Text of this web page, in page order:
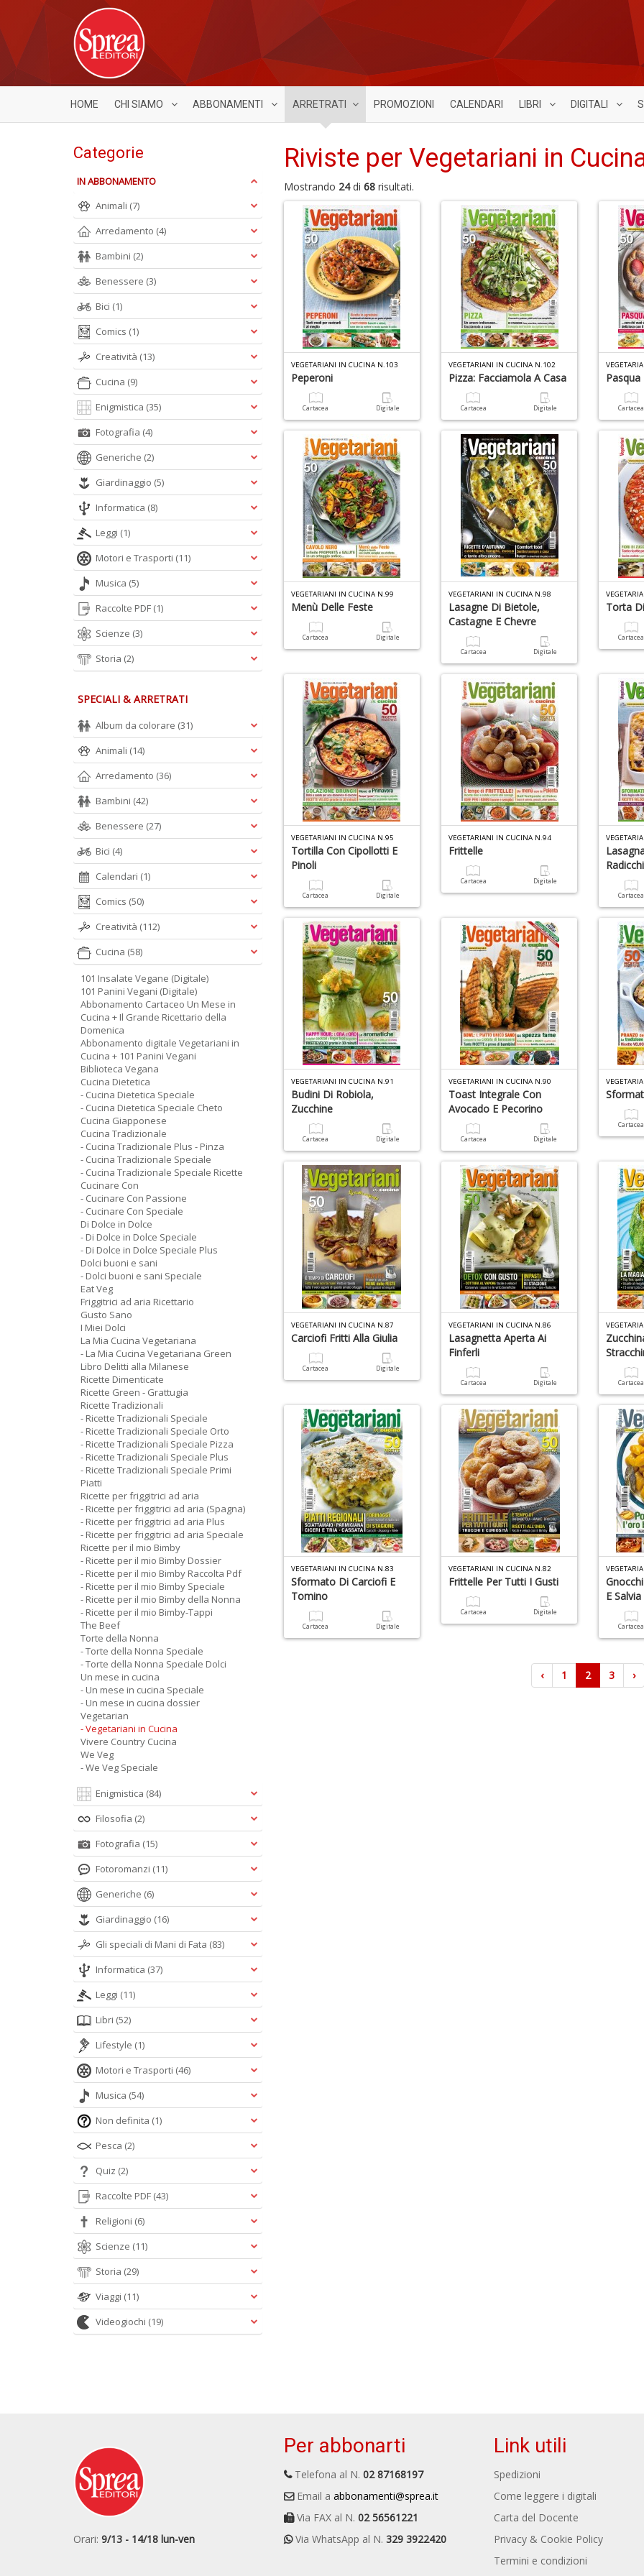
HOME CHI SIAMO ABBONAMENTI ARRETRATI PROMOZIONI CALENDARI LIBRI DIGITALI
Riviste per Vegetariani in
Mostrando 24di 68risultati.
VEGETARIANI IN CUCINA N.103
Peperoni
Cartacea Digitale
VEGETARIANI IN CUCINA N.102
Pizza: Facciamola A Casa
Cartacea Digitale
Pasqua
Cartacea
VEGETARIANI IN CUCINA N.99
Menù Delle Feste
Cartacea Digitale
VEGETARIANI IN CUCINA N.98
Lasagne Di Bietole,
Castagne E Chevre
Cartacea Digitale
Torta
Cartacea
VEGETARIANI IN CUCINA N.95
Tortilla Con Cipollotti E
Pinoli
Cartacea Digitale
VEGETARIANI IN CUCINA N.94
Frittelle
Cartacea Digitale
Cartacea
VEGETARIANI IN CUCINA N.91
Budini Di Robiola,
Zucchine
Cartacea Digitale
VEGETARIANI IN CUCINA N.90
Toast Integrale Con
Avocado E Pecorino
Cartacea Digitale
Cartacea
VEGETARIANI IN CUCINA N.87
Carciofi Fritti Alla Giulia
Cartacea Digitale
VEGETARIANI IN CUCINA N.86
Lasagnetta Aperta Ai
Finferli
Cartacea Digitale Cartacea
VEGETARIANI IN CUCINA N.83
Sformato Di Carciofi E
Tomino
Cartacea Digitale
VEGETARIANI IN CUCINA N.82
Frittelle Per Tutti I Gusti
Cartacea Digitale
E Salvia
Cartacea
‹ 1 2 3 ›
Categorie
IN ABBONAMENTO
Animali (7)
Arredamento (4)
Bambini (2)
Benessere (3)
Bici (1)
Comics (1)
Creatività (13)
Cucina (9)
Enigmistica (35)
Fotografia (4)
Generiche (2)
Giardinaggio (5)
Informatica (8)
Leggi (1)
Motori e Trasporti (11)
Musica (5)
Raccolte PDF (1)
Scienze (3)
Storia (2)
SPECIALI & ARRETRATI
Album da colorare (31)
Animali (14)
Arredamento (36)
Bambini (42)
Benessere (27)
Bici (4)
Calendari (1)
Comics (50)
Creatività (112)
Cucina (58)
101 Insalate Vegane (Digitale)
101 Panini Vegani (Digitale)
Abbonamento Cartaceo Un Mese in
Cucina + Il Grande Ricettario della
Domenica
Abbonamento digitale Vegetariani in
Cucina + 101 Panini Vegani
Biblioteca Vegana
Cucina Dietetica
- Cucina Dietetica Speciale
- Cucina Dietetica Speciale Cheto
Cucina Giapponese
Cucina Tradizionale
- Cucina Tradizionale Plus - Pinza
- Cucina Tradizionale Speciale
- Cucina Tradizionale Speciale Ricette
Cucinare Con
- Cucinare Con Passione
- Cucinare Con Speciale
Di Dolce in Dolce
- Di Dolce in Dolce Speciale
- Di Dolce in Dolce Speciale Plus
Dolci buoni e sani
- Dolci buoni e sani Speciale
Eat Veg
Friggitrici ad aria Ricettario
Gusto Sano
I Miei Dolci
La Mia Cucina Vegetariana
- La Mia Cucina Vegetariana Green
Libro Delitti alla Milanese
Ricette Dimenticate
Ricette Green - Grattugia
Ricette Tradizionali
- Ricette Tradizionali Speciale
- Ricette Tradizionali Speciale Orto
- Ricette Tradizionali Speciale Pizza
- Ricette Tradizionali Speciale Plus
- Ricette Tradizionali Speciale Primi
Piatti
Ricette per friggitrici ad aria
- Ricette per friggitrici ad aria (Spagna)
- Ricette per friggitrici ad aria Plus
- Ricette per friggitrici ad aria Speciale
Ricette per il mio Bimby
- Ricette per il mio Bimby Dossier
- Ricette per il mio Bimby Raccolta Pdf
- Ricette per il mio Bimby Speciale
- Ricette per il mio Bimby della Nonna
- Ricette per il mio Bimby-Tappi
The Beef
Torte della Nonna
- Torte della Nonna Speciale
- Torte della Nonna Speciale Dolci
Un mese in cucina
- Un mese in cucina Speciale
- Un mese in cucina dossier
Vegetarian
- Vegetariani in Cucina
Vivere Country Cucina
We Veg
- We Veg Speciale
Enigmistica (84)
Filosofia (2)
Fotografia (15)
Fotoromanzi (11)
Generiche (6)
Giardinaggio (16)
Gli speciali di Mani di Fata (83)
Informatica (37)
Leggi (11)
Libri (52)
Lifestyle (1)
Motori e Trasporti (46)
Musica (54)
Non definita (1)
Pesca (2)
Quiz (2)
Raccolte PDF (43)
Religioni (6)
Scienze (11)
Storia (29)
Viaggi (11)
Videogiochi (19)
Orari: 9/13 - 14/18 lun-ven
Per abbonarti
Telefona al N. 02 87168197
Email a abbonamenti@sprea.it
Via FAX al N. 02 56561221
Via WhatsApp al N. 329 3922420
Link utili
Spedizioni
Come leggere i digitali
Carta del Docente
Privacy & Cookie Policy
Termini e condizioni